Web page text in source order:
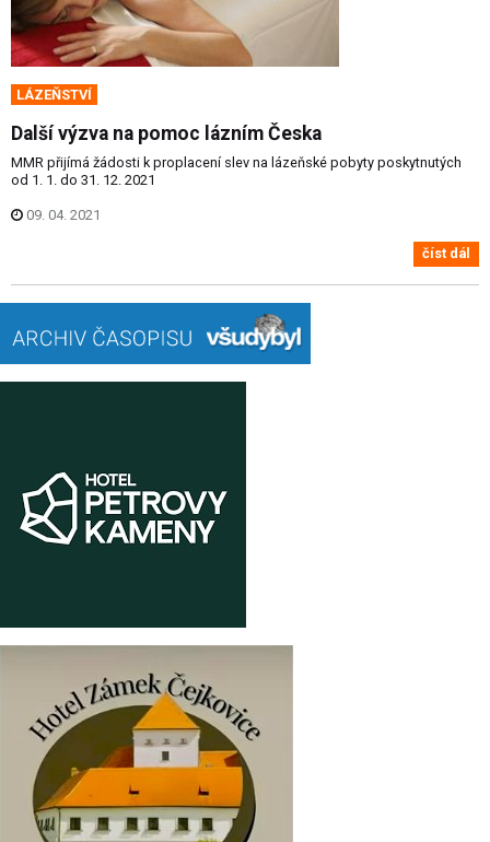
LÁZEŇSTVÍ
Další výzva na pomoc lázním Česka
MMR přijímá žádosti k proplacení slev na lázeňské pobyty poskytnutých
od 1. 1. do 31. 12. 2021
09. 04. 2021
číst dál